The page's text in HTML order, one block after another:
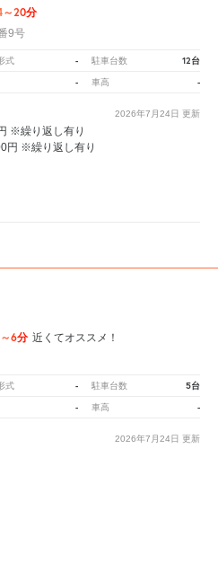
～20分
9号
式 - 駐車台数 12台
- 車高 -
2026年7月24日 更新
※繰り返し有り
円 ※繰り返し有り
6分 近くてオススメ！
式 - 駐車台数 5台
- 車高 -
2026年7月24日 更新